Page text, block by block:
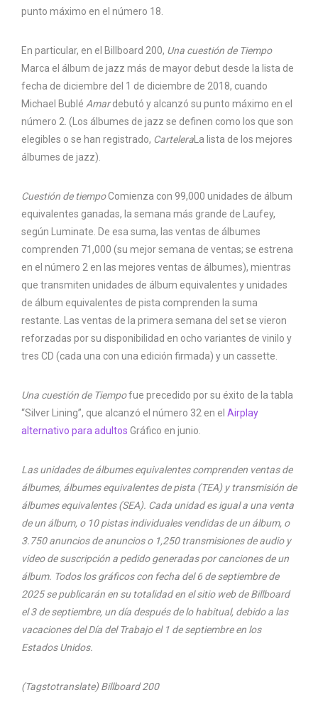
punto máximo en el número 18.
En particular, en el Billboard 200, Una cuestión de Tiempo
Marca el álbum de jazz más de mayor debut desde la lista de
fecha de diciembre del 1 de diciembre de 2018, cuando
Michael Bublé Amardebutó y alcanzó su punto máximo en el
número 2. (Los álbumes de jazz se definen como los que son
elegibles o se han registrado, Cartelera La lista de los mejores
álbumes de jazz).
Cuestión de tiempoComienza con 99,000 unidades de álbum
equivalentes ganadas, la semana más grande de Laufey,
según Luminate. De esa suma, las ventas de álbumes
comprenden 71,000 (su mejor semana de ventas; se estrena
en el número 2 en las mejores ventas de álbumes), mientras
que transmiten unidades de álbum equivalentes y unidades
de álbum equivalentes de pista comprenden la suma
restante. Las ventas de la primera semana del set se vieron
reforzadas por su disponibilidad en ocho variantes de vinilo y
tres CD (cada una con una edición firmada) y un cassette.
Una cuestión de Tiempofue precedido por su éxito de la tabla
“Silver Lining”, que alcanzó el número 32 en el Airplay
alternativo para adultos Gráfico en junio.
Las unidades de álbumes equivalentes comprenden ventas de
álbumes, álbumes equivalentes de pista (TEA) y transmisión de
álbumes equivalentes (SEA). Cada unidad es igual a una venta
de un álbum, o 10 pistas individuales vendidas de un álbum, o
3.750 anuncios de anuncios o 1,250 transmisiones de audio y
video de suscripción a pedido generadas por canciones de un
álbum. Todos los gráficos con fecha del 6 de septiembre de
2025 se publicarán en su totalidad en el sitio web de Billboard
el 3 de septiembre, un día después de lo habitual, debido a las
vacaciones del Día del Trabajo el 1 de septiembre en los
Estados Unidos.
(Tagstotranslate) Billboard 200